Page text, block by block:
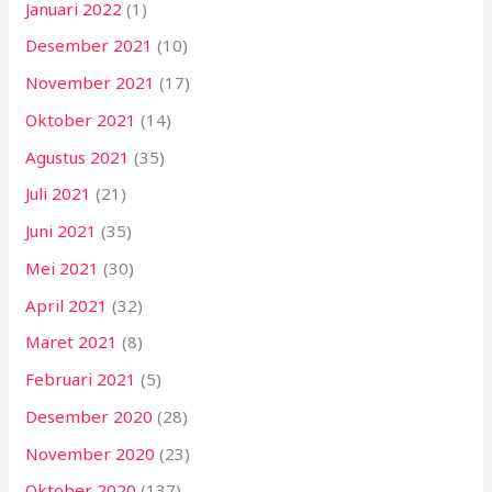
Januari 2022 (1)
Desember 2021 (10)
November 2021 (17)
Oktober 2021 (14)
Agustus 2021 (35)
Juli 2021 (21)
Juni 2021 (35)
Mei 2021 (30)
April 2021 (32)
Maret 2021 (8)
Februari 2021 (5)
Desember 2020 (28)
November 2020 (23)